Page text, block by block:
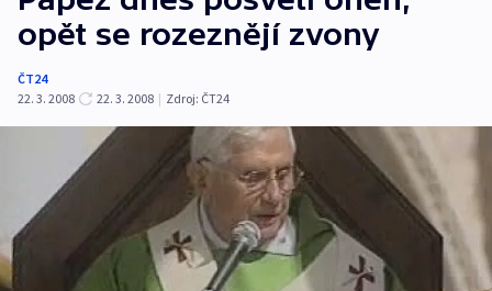
opět se rozeznějí zvony
ČT24
22. 3. 2008
22. 3. 2008 | Zdroj: ČT24